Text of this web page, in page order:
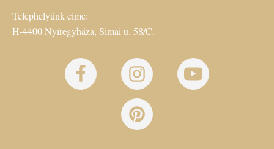
Telephelyünk címe:
H-4400 Nyíregyháza, Simai u. 58/C.